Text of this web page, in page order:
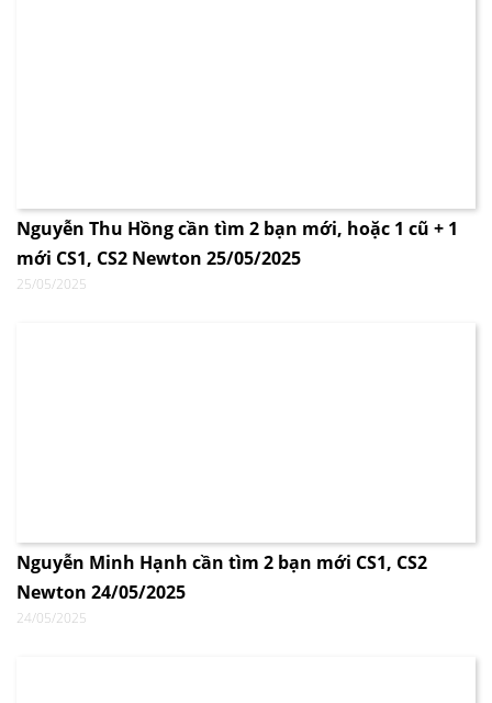
Nguyễn Thu Hồng cần tìm 2 bạn mới, hoặc 1 cũ + 1
mới CS1, CS2 Newton 25/05/2025
25/05/2025
Nguyễn Minh Hạnh cần tìm 2 bạn mới CS1, CS2
Newton 24/05/2025
24/05/2025